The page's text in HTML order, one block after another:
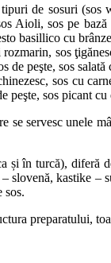
de sosuri (sos
Aioli, sos pe
basillico cu
sos
peşte, sos
sos cu
peşte, sos picant
se servesc unele
în turcă), diferă
slovenă, kastike –
sos.
preparatului,